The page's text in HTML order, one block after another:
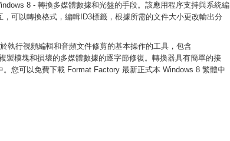
8 - 轉換多媒體數據和光盤的手段。該應用程序支持與系統編
，可以轉換格式，編輯ID3標籤，根據所需的文件大小更改輸出分
執行視頻編輯和音頻文件修剪的基本操作的工具，包含
製模塊和損壞的多媒體數據的逐字節修復。轉換器具有簡單的接
。您可以免費下載 Format Factory 最新正式本 Windows 8 繁體中